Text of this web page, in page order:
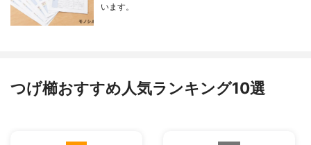
います。
つげ櫛おすすめ人気ランキング10選